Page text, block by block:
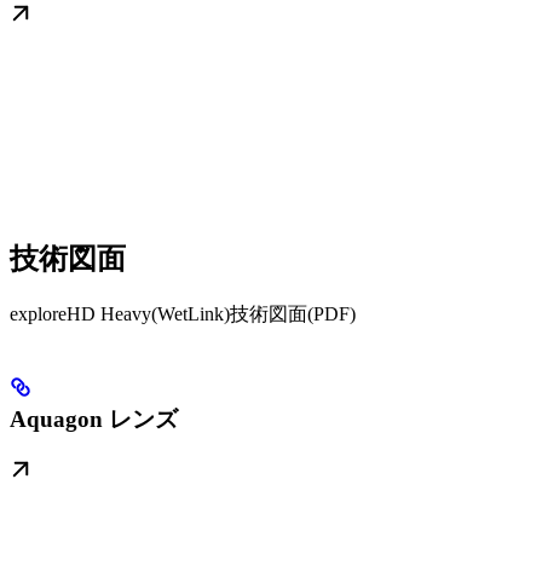
技術図面
exploreHD Heavy(WetLink)技術図面(PDF)
Aquagon レンズ